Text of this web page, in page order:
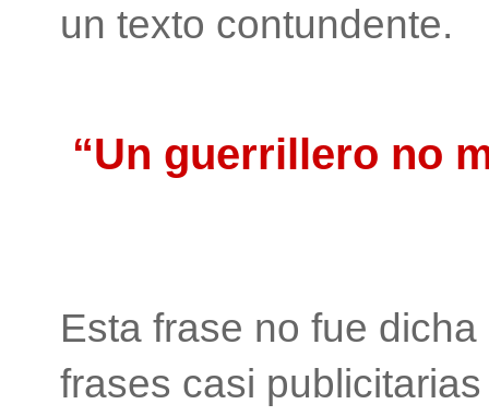
un texto contundente.
“Un guerrillero no
Esta frase no fue
frases casi